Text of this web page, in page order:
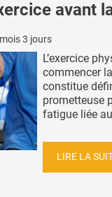
avant
3 jours
L’exercice
commencer
constitue
prometteuse
fatigue liée
LIRE LA